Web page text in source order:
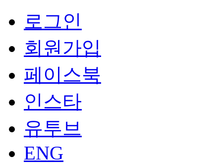
로그인
회원가입
페이스북
인스타
유투브
ENG